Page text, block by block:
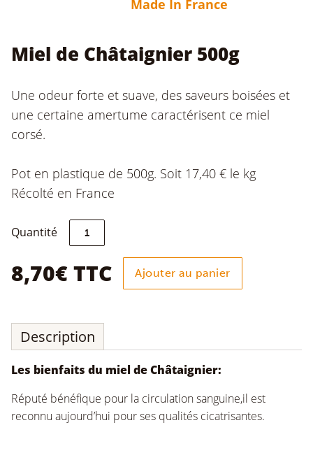
Made In France
Miel de Châtaignier 500g
Une odeur forte et suave, des saveurs boisées et
une certaine amertume caractérisent ce miel
corsé.
Pot en plastique de 500g. Soit 17,40 € le kg
Récolté en France
Quantité quantité
Miel
de
Châtaignier
8,70€ TTC Ajouter au panier
Description
Les bienfaits du miel de Châtaignier:
Réputé bénéfique pour la circulation sanguine,il est
reconnu aujourd’hui pour ses qualités cicatrisantes.